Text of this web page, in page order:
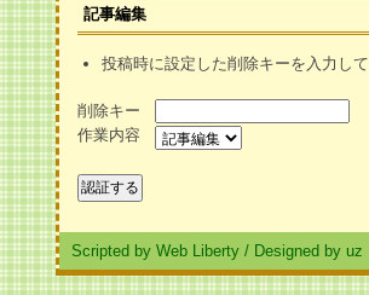
記事編集
投稿時に設定した削除キーを入力して
削除キー
作業内容
Scripted by Web Liberty / Designed by uz